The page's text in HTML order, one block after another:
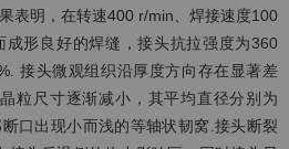
表明，在转速400 r/min、焊接速度100
成形良好的焊缝，接头抗拉强度为360
接头微观组织沿厚度方向存在显著差
粒尺寸逐渐减小，其平均直径分别为
口出现小而浅的等轴状韧窝.接头断裂